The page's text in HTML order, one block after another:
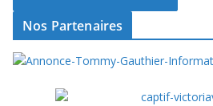
Nos Partenaires